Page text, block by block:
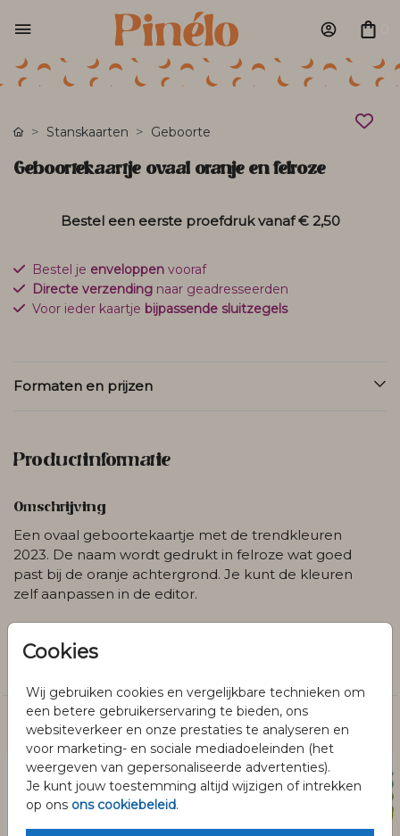
Cookies
Wij gebruiken cookies en vergelijkbare technieken om
een betere gebruikerservaring te bieden, ons
websiteverkeer en onze prestaties te analyseren en
voor marketing- en sociale mediadoeleinden (het
weergeven van gepersonaliseerde advertenties).
Je kunt jouw toestemming altijd wijzigen of intrekken
op ons ons cookiebeleid.
Stanskaarten Geboorte
Geboortekaartje ovaal oranje en felroze
Bestel een eerste proefdruk vanaf€ 2,50
Bestel je enveloppen vooraf
Directe verzending naar geadresseerden
Voor ieder kaartje bijpassende sluitzegels
Formaten en prijzen
Productinformatie
Omschrijving
Een ovaal geboortekaartje met de trendkleuren
2023. De naam wordt gedrukt in felroze wat goed
past bij de oranje achtergrond. Je kunt de kleuren
zelf aanpassen in de editor.
Collectie
Dit vind je misschien ook leuk